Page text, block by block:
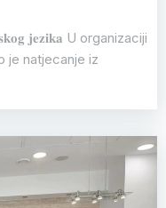
𝐣𝐞𝐳𝐢𝐤𝐚 U organizaciji
je natjecanje iz